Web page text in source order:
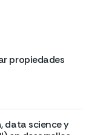
propiedades
data science y